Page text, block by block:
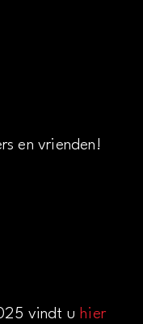
en vrienden!
vindt uhier